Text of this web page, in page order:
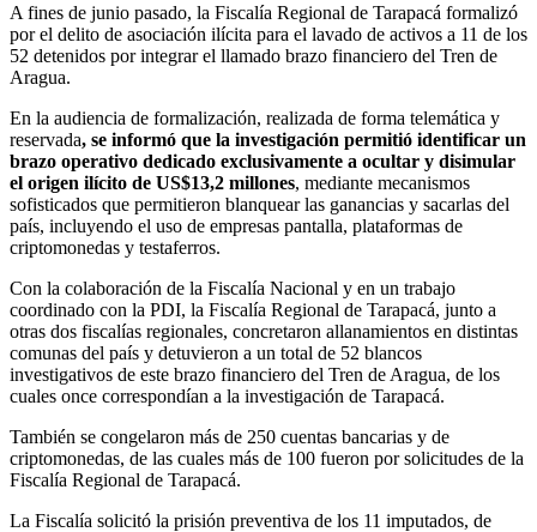
A fines de junio pasado, la Fiscalía Regional de Tarapacá formalizó
por el delito de asociación ilícita para el lavado de activos a 11 de los
52 detenidos por integrar el llamado brazo financiero del Tren de
Aragua.
En la audiencia de formalización, realizada de forma telemática y
reservada, se informó que la investigación permitió identificar un
brazo operativo dedicado exclusivamente a ocultar y disimular
el origen ilícito de US$13,2 millones, mediante mecanismos
sofisticados que permitieron blanquear las ganancias y sacarlas del
país, incluyendo el uso de empresas pantalla, plataformas de
criptomonedas y testaferros.
Con la colaboración de la Fiscalía Nacional y en un trabajo
coordinado con la PDI, la Fiscalía Regional de Tarapacá, junto a
otras dos fiscalías regionales, concretaron allanamientos en distintas
comunas del país y detuvieron a un total de 52 blancos
investigativos de este brazo financiero del Tren de Aragua, de los
cuales once correspondían a la investigación de Tarapacá.
También se congelaron más de 250 cuentas bancarias y de
criptomonedas, de las cuales más de 100 fueron por solicitudes de la
Fiscalía Regional de Tarapacá.
La Fiscalía solicitó la prisión preventiva de los 11 imputados, de